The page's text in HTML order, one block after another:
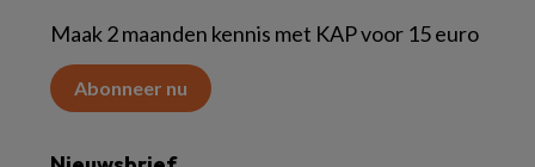
Maak 2 maanden kennis met KAP voor 15 euro
Abonneer nu